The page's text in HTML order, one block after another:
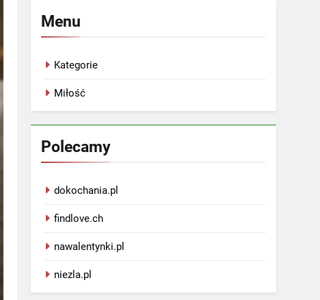
Menu
Kategorie
Miłość
Polecamy
dokochania.pl
findlove.ch
nawalentynki.pl
niezla.pl